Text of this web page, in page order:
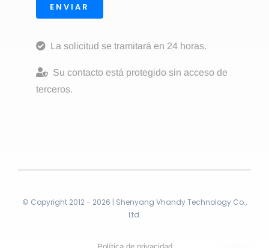
ENVIAR
La solicitud se tramitará en 24 horas.
Su contacto está protegido sin acceso de
terceros.
© Copyright 2012 - 2026 | Shenyang Vhandy Technology Co.,
Ltd.